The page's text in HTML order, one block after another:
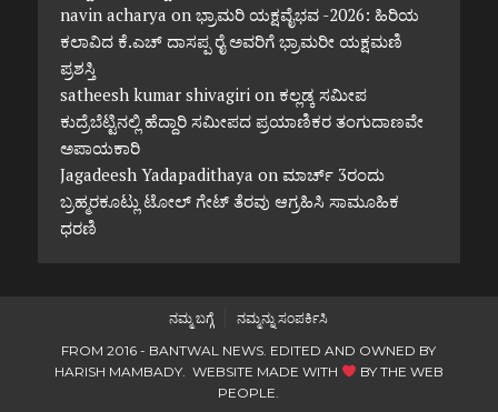
navin acharya on ಭ್ರಾಮರಿ ಯಕ್ಷವೈಭವ -2026: ಹಿರಿಯ
ಕಲಾವಿದ ಕೆ.ಎಚ್ ದಾಸಪ್ಪ ರೈ ಅವರಿಗೆ ಭ್ರಾಮರೀ ಯಕ್ಷಮಣಿ
ಪ್ರಶಸ್ತಿ
satheesh kumar shivagirion ಕಲ್ಲಡ್ಕ ಸಮೀಪ
ಕುದ್ರೆಬೆಟ್ಟಿನಲ್ಲಿ ಹೆದ್ದಾರಿ ಸಮೀಪದ ಪ್ರಯಾಣಿಕರ ತಂಗುದಾಣವೇ
ಅಪಾಯಕಾರಿ
Jagadeesh Yadapadithaya on ಮಾರ್ಚ್ 3ರಂದು
ಬ್ರಹ್ಮರಕೂಟ್ಲು ಟೋಲ್ ಗೇಟ್ ತೆರವು ಆಗ್ರಹಿಸಿ ಸಾಮೂಹಿಕ
ಧರಣಿ
ನಮ್ಮ ಬಗ್ಗೆ
ನಮ್ಮನ್ನು ಸಂಪರ್ಕಿಸಿ
FROM 2016 - BANTWAL NEWS. EDITED AND OWNED BY
HARISH MAMBADY. WEBSITE MADE WITH
BY THE WEB
PEOPLE